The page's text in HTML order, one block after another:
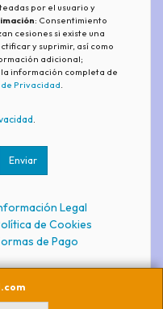
por el usuario y
: Consentimiento
cesiones si existe una
y suprimir, así como
adicional;
información completa de
Privacidad
.
Enviar
Legal
de Cookies
de Pago